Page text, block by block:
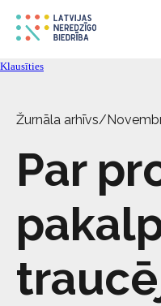
Klausīties
Žurnāla arhīvs/
Par